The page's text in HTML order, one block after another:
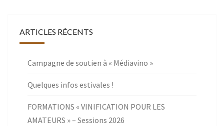
ARTICLES RÉCENTS
Campagne de soutien à « Médiavino »
Quelques infos estivales !
FORMATIONS « VINIFICATION POUR LES
AMATEURS » – Sessions 2026